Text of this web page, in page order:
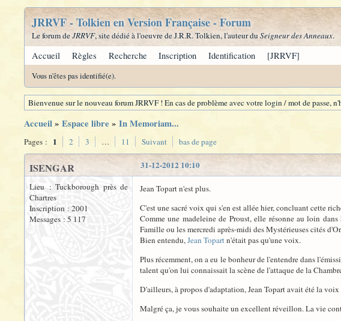
JRRVF - Tolkien en Version Française - Forum
Le forum deJRRVF, site dédié à l'oeuvre de J.R.R. Tolkien, l'auteur du Seigneur des Anneaux.
Accueil Règles Recherche Inscription Identification [JRRVF]
Vous n'êtes pas identifié(e).
Bienvenue sur le nouveau forum JRRVF ! En cas de problème avec votre login / mot de passe,
Accueil» Espace libre » In Memoriam...
Pages : 1 2 3 … 11 Suivant bas de page
31-12-2012 10:10
ISENGAR
Lieu : Tuckborough près de
Chartres
Inscription : 2001
Messages : 5 117
Jean Topart n'est plus.
C'est une sacré voix qui s'en est allée hier, concluant cette
Comme une madeleine de Proust, elle résonne au loin
Famille ou les mercredi après-midi des Mystérieuses cités
Bien entendu,Jean Topartn'était pas qu'une voix.
Plus récemment, on a eu le bonheur de l'entendre dans
talent qu'on lui connaissait la scène de l'attaque de la
D'ailleurs, à propos d'adaptation, Jean Topart avait été la voix
Malgré ça, je vous souhaite un excellent réveillon. La vie